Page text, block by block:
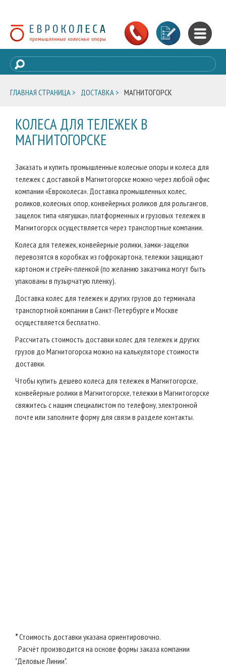
ГЛАВНАЯ СТРАНИЦА > ДОСТАВКА > МАГНИТОГОРСК
КОЛЕСА ДЛЯ ТЕЛЕЖЕК В
МАГНИТОГОРСКЕ
Заказать и купить промышленные колесные опоры и колеса для
тележек с доставкой в Магнитогорске можно через любой офис
компании «Евроколеса». Доставка промышленных колес,
роликов, колесных опор, конвейерных роликов для рольгангов,
защелок типа «лягушка», платформенных и грузовых тележек в
Магнитогорск осуществляется через транспортные компании.
Колеса для тележек, конвейерные ролики, замки-защелки
перевозятся в коробках из гофрокартона, тележки защищают
картоном и стрейч-пленкой (по желанию заказчика могут быть
упакованы в пузырчатую пленку).
Доставка колес для тележек и других грузов до терминала
транспортной компании в Санкт-Петербурге и Москве
осуществляется бесплатно.
Рассчитать стоимость доставки колес для тележек и других
грузов до Магнитогорска можно на калькуляторе стоимости
доставки.
Чтобы купить дешево колеса для тележек в Магнитогорске,
конвейерные ролики в Магнитогорске, тележки в Магнитогорске
свяжитесь с нашим специалистом по телефону, электронной
почте или заполните форму для связи в разделе контакты.
*Стоимость доставки указана ориентировочно.
Расчёт производится на основе формы заказа компании
"Деловые Линии".